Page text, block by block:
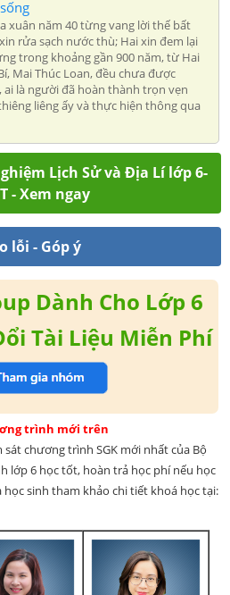
xuân năm 40 từng vang lời thế bất
rửa sạch nước thù; Hai xin đem lại
trong khoảng gần 900 năm, từ Hai
Mai Thúc Loan, đều chưa được
là người đã hoàn thành trọn vẹn
liêng ấy và thực hiện thông qua
Lịch Sử và Địa Lí lớp 6-
- Xem ngay
lỗi - Góp ý
Dành Cho Lớp 6
Tài Liệu Miễn Phí
trình mới trên
sát chương trình SGK mới nhất của Bộ
lớp 6 học tốt, hoàn trả học phí nếu học
sinh tham khảo chi tiết khoá học tại: